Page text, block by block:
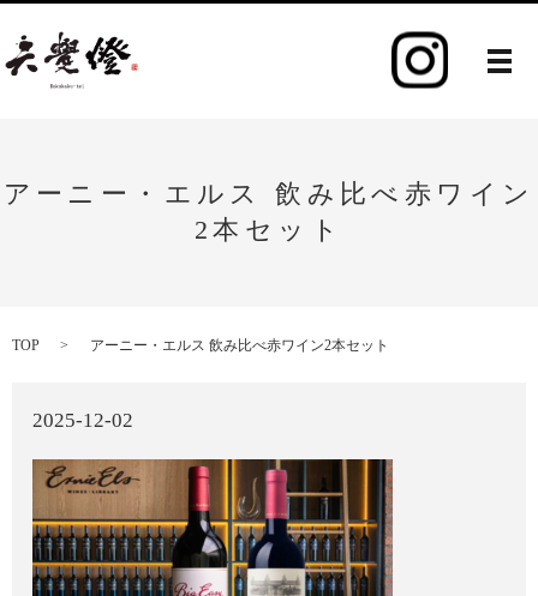
メ
アーニー・エルス 飲み比べ赤ワイン
2本セット
TOP アーニー・エルス 飲み比べ赤ワイン2本セット
2025-12-02